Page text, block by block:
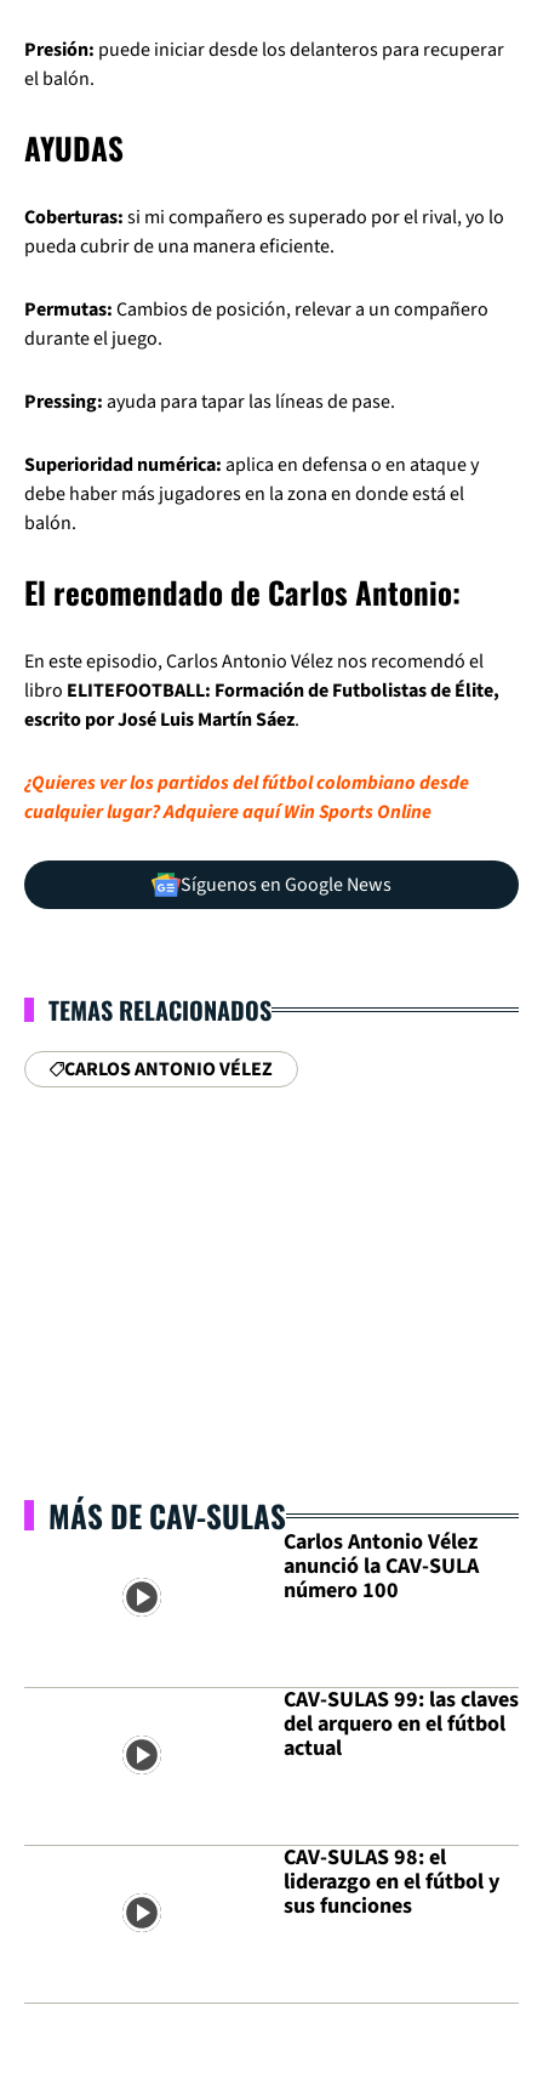
Presión: puede iniciar desde los delanteros para recuperar
el balón.
AYUDAS
Coberturas:si mi compañero es superado por el rival, yo lo
pueda cubrir de una manera eficiente.
Permutas:Cambios de posición, relevar a un compañero
durante el juego.
Pressing:ayuda para tapar las líneas de pase.
Superioridad numérica:aplica en defensa o en ataque y
debe haber más jugadores en la zona en donde está el
balón.
El recomendado de Carlos Antonio:
En este episodio, Carlos Antonio Vélez nos recomendó el
libro ELITEFOOTBALL: Formación de Futbolistas de Élite,
escrito por José Luis Martín Sáez.
¿Quieres ver los partidos del fútbol colombiano desde
cualquier lugar? Adquiere aquí Win Sports Online
Síguenos en Google News
TEMAS RELACIONADOS
CARLOS ANTONIO VÉLEZ
MÁS DE CAV-SULAS
Carlos Antonio Vélez
anunció la CAV-SULA
número 100
CAV-SULAS 99: las claves
del arquero en el fútbol
actual
CAV-SULAS 98: el
liderazgo en el fútbol y
sus funciones